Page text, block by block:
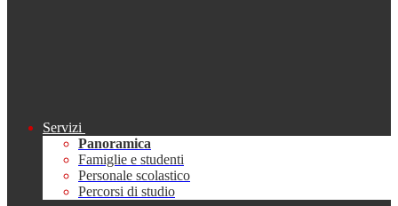
Servizi
Panoramica
Famiglie e studenti
Personale scolastico
Percorsi di studio